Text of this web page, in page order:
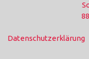
Datenschutzerklärung